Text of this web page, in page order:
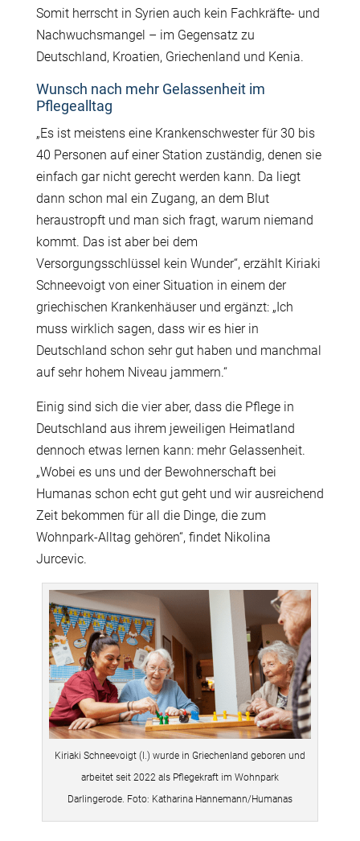
Somit herrscht in Syrien auch kein Fachkräfte- und
Nachwuchsmangel – im Gegensatz zu
Deutschland, Kroatien, Griechenland und Kenia.
Wunsch nach mehr Gelassenheit im
Pflegealltag
„Es ist meistens eine Krankenschwester für 30 bis
40 Personen auf einer Station zuständig, denen sie
einfach gar nicht gerecht werden kann. Da liegt
dann schon mal ein Zugang, an dem Blut
heraustropft und man sich fragt, warum niemand
kommt. Das ist aber bei dem
Versorgungsschlüssel kein Wunder“, erzählt Kiriaki
Schneevoigt von einer Situation in einem der
griechischen Krankenhäuser und ergänzt: „Ich
muss wirklich sagen, dass wir es hier in
Deutschland schon sehr gut haben und manchmal
auf sehr hohem Niveau jammern.“
Einig sind sich die vier aber, dass die Pflege in
Deutschland aus ihrem jeweiligen Heimatland
dennoch etwas lernen kann: mehr Gelassenheit.
„Wobei es uns und der Bewohnerschaft bei
Humanas schon echt gut geht und wir ausreichend
Zeit bekommen für all die Dinge, die zum
Wohnpark-Alltag gehören“, findet Nikolina
Jurcevic.
Kiriaki Schneevoigt (l.) wurde in Griechenland geboren und
arbeitet seit 2022 als Pflegekraft im Wohnpark
Darlingerode. Foto: Katharina Hannemann/Humanas